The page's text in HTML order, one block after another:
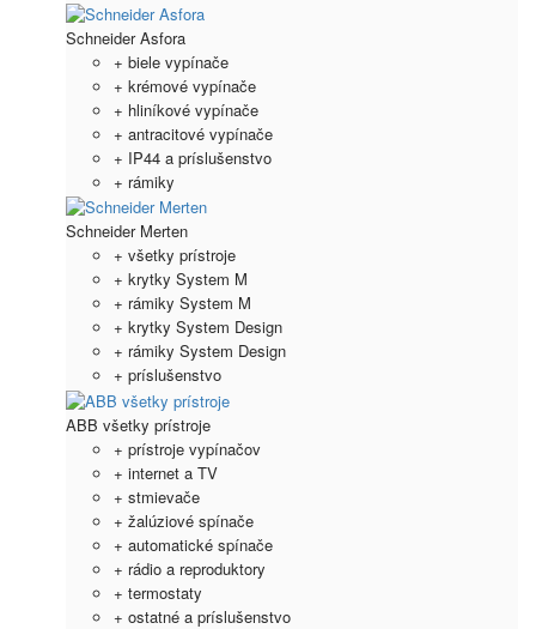
Schneider Asfora
+ biele vypínače
+ krémové vypínače
+ hliníkové vypínače
+ antracitové vypínače
+ IP44 a príslušenstvo
+ rámiky
Schneider Merten
+ všetky prístroje
+ krytky System M
+ rámiky System M
+ krytky System Design
+ rámiky System Design
+ príslušenstvo
ABB všetky prístroje
+ prístroje vypínačov
+ internet a TV
+ stmievače
+ žalúziové spínače
+ automatické spínače
+ rádio a reproduktory
+ termostaty
+ ostatné a príslušenstvo